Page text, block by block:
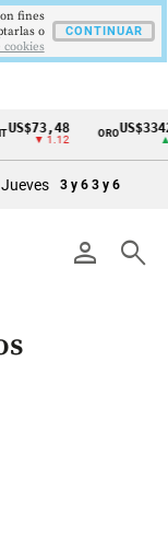
▼ 1.12
ORO US$3342,60
Jueves 3 y 6 3 y 6
person search
fines
o
cookies
CONTINUAR